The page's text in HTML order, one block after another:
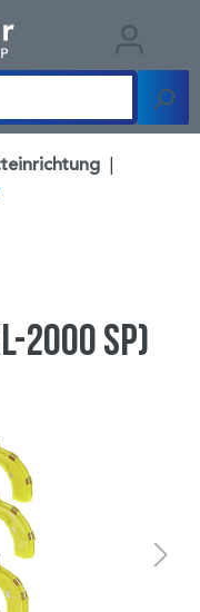
|
2000 SP)